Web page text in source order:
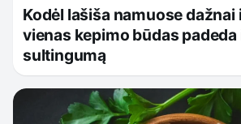
Kodėl lašiša namuose dažnai
vienas kepimo būdas
sultingumą